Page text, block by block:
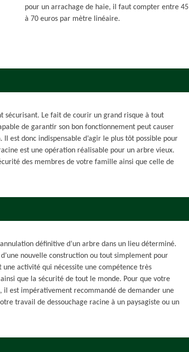
pour un arrachage de haie, il faut compter entre 45
à 70 euros par mètre linéaire.
sécurisant. Le fait de courir un grand risque à tout
de garantir son bon fonctionnement peut causer
est donc indispensable d’agir le plus tôt possible pour
est une opération réalisable pour un arbre vieux.
des membres de votre famille ainsi que celle de
définitive d’un arbre dans un lieu déterminé.
nouvelle construction ou tout simplement pour
une activité qui nécessite une compétence très
que la sécurité de tout le monde. Pour que votre
il est impérativement recommandé de demander une
travail de dessouchage racine à un paysagiste ou un